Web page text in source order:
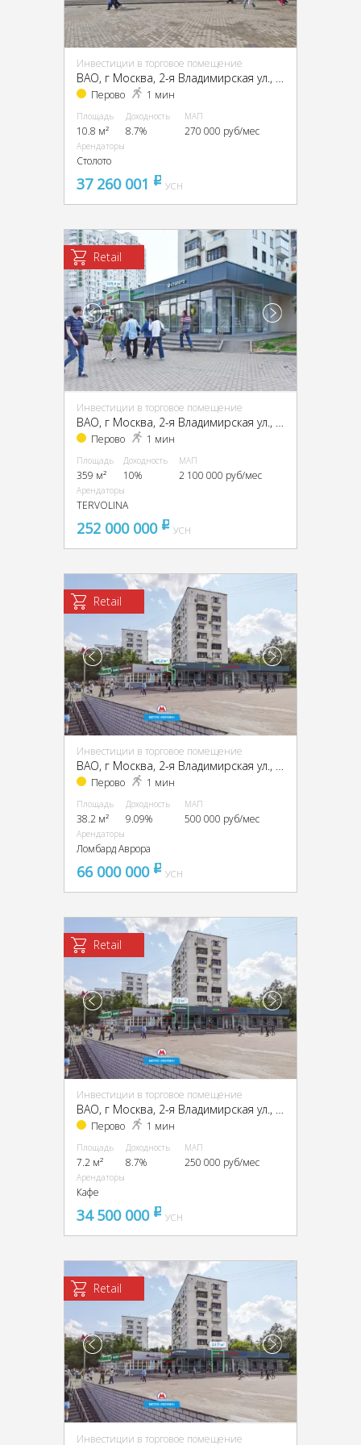
Инвестиции в торговое помещение
ВАО, г Москва, 2-я Владимирская ул., 38/18
Перово 1 мин
Площадь
10.8 м²
Доходность
8.7%
МАП
270 000 руб/мес
Арендаторы
Столото
37 260 001 pуб
УСН
Retail
Инвестиции в торговое помещение
Перово 1 мин
Площадь
359 м²
Доходность
10%
МАП
2 100 000 руб/мес
Арендаторы
TERVOLINA
252 000 000 pуб
УСН
Retail
Инвестиции в торговое помещение
ВАО, г Москва, 2-я Владимирская ул., 38/18
Перово 1 мин
Площадь
38.2 м²
Доходность
9.09%
МАП
500 000 руб/мес
Арендаторы
Ломбард Аврора
66 000 000 pуб
УСН
Retail
Инвестиции в торговое помещение
ВАО, г Москва, 2-я Владимирская ул., 38/18
Перово 1 мин
Площадь
7.2 м²
Доходность
8.7%
МАП
250 000 руб/мес
Арендаторы
Кафе
34 500 000 pуб
УСН
Retail
Инвестиции в торговое помещение